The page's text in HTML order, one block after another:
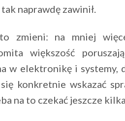
naprawdę zawinił.
zmieni: na mniej
większość
w elektronikę i systemy,
konkretnie wskazać
na to czekać jeszcze